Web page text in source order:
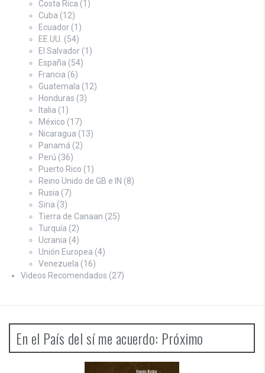
Costa Rica (1)
Cuba (12)
Ecuador (1)
EE.UU. (54)
El Salvador (1)
España (54)
Francia (6)
Guatemala (12)
Honduras (3)
Italia (1)
México (17)
Nicaragua (13)
Panamá (2)
Perú (36)
Puerto Rico (1)
Reino Unido de GB e IN (8)
Rusia (7)
Siria (3)
Tierra de Canaan (25)
Turquía (2)
Ucrania (4)
Unión Europea (4)
Venezuela (16)
Videos Recomendados (27)
En el País del sí me acuerdo: Próximo